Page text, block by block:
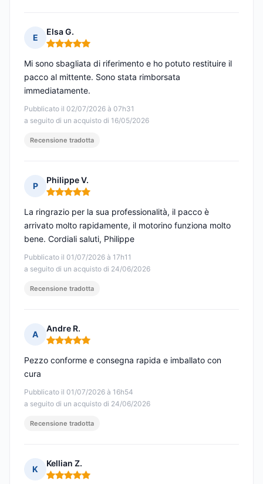
E
Elsa G.
Nota: 5 su 5
Pubblicato il 02/07/2026 à 07h31
a seguito di un acquisto di 16/05/2026
Mi sono sbagliata di riferimento e ho potuto restituire il
pacco al mittente. Sono stata rimborsata
immediatamente.
Recensione tradotta
P
Philippe V.
Nota: 5 su 5
Pubblicato il 01/07/2026 à 17h11
a seguito di un acquisto di 24/06/2026
La ringrazio per la sua professionalità, il pacco è
arrivato molto rapidamente, il motorino funziona molto
bene. Cordiali saluti, Philippe
Recensione tradotta
A
Andre R.
Nota: 5 su 5
Pubblicato il 01/07/2026 à 16h54
a seguito di un acquisto di 24/06/2026
Pezzo conforme e consegna rapida e imballato con
cura
Recensione tradotta
K
Kellian Z.
Nota: 5 su 5